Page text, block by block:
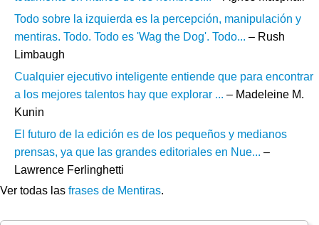
Todo sobre la izquierda es la percepción, manipulación y
mentiras. Todo. Todo es 'Wag the Dog'. Todo... – Rush
Limbaugh
Cualquier ejecutivo inteligente entiende que para encontrar
a los mejores talentos hay que explorar ... – Madeleine M.
Kunin
El futuro de la edición es de los pequeños y medianos
prensas, ya que las grandes editoriales en Nue... –
Lawrence Ferlinghetti
Ver todas las frases de Mentiras.